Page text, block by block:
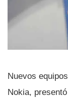
Nuevos
Nokia,